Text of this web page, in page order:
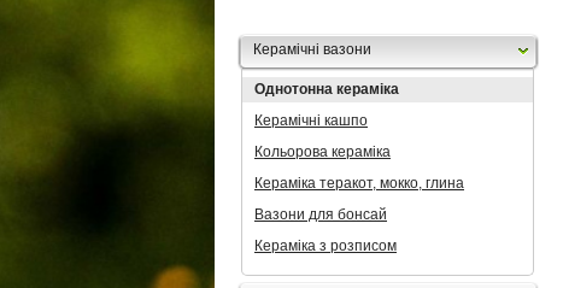
Керамічні вазони
Однотонна кераміка
Керамічні кашпо
Кольорова кераміка
Кераміка теракот, мокко, глина
Вазони для бонсай
Кераміка з розписом